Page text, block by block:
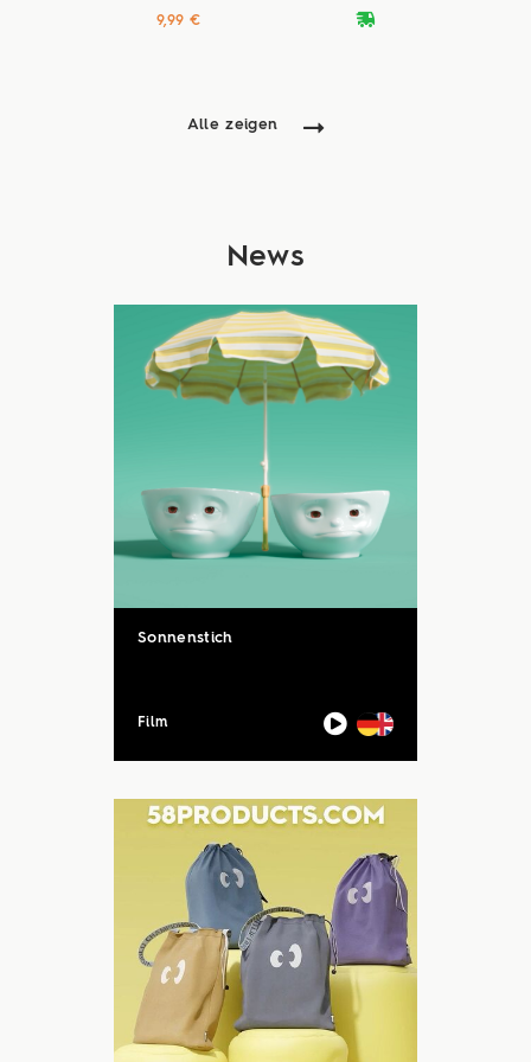
deliveryvan
9,99 €
Alle zeigen
News
Sonnenstich
Film